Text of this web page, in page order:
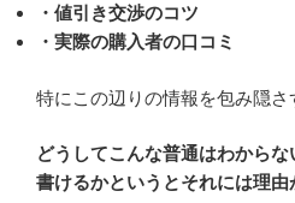
・値引き交渉のコツ
・実際の購入者の口コミ
特にこの辺りの情報を包み隠さ
どうしてこんな普通はわから
書けるかというとそれには理